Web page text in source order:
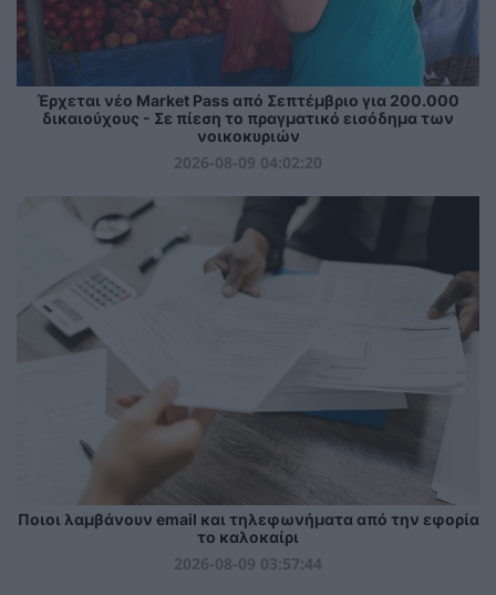
Έρχεται νέο Market Pass από Σεπτέμβριο για 200.000
δικαιούχους - Σε πίεση το πραγματικό εισόδημα των
νοικοκυριών
2026-08-09 04:02:20
Ποιοι λαμβάνουν email και τηλεφωνήματα από την εφορία
το καλοκαίρι
2026-08-09 03:57:44